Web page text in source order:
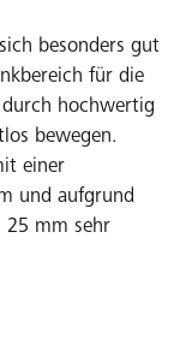
besonders gut
für die
durch hochwertig
bewegen.
einer
und aufgrund
25 mm sehr